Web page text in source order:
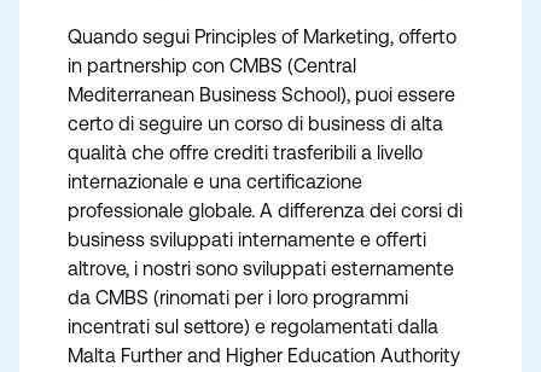
Quando segui Principles of Marketing, offerto
in partnership con CMBS (Central
Mediterranean Business School), puoi essere
certo di seguire un corso di business di alta
qualità che offre crediti trasferibili a livello
internazionale e una certificazione
professionale globale. A differenza dei corsi di
business sviluppati internamente e offerti
altrove, i nostri sono sviluppati esternamente
da CMBS (rinomati per i loro programmi
incentrati sul settore) e regolamentati dalla
Malta Further and Higher Education Authority